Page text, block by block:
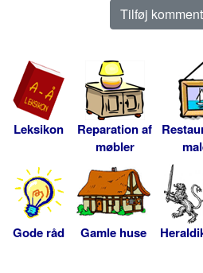
Leksikon
Reparation af
møbler
Gode råd Gamle huse